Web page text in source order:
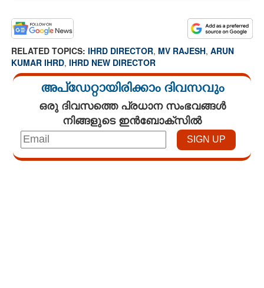
RELATED TOPICS: IHRD DIRECTOR, MV RAJESH, ARUN
KUMAR IHRD, IHRD NEW DIRECTOR
അപ്ഡേറ്റായിരിക്കാം ദിവസവും
ഒരു ദിവസത്തെ പ്രധാന സംഭവങ്ങൾ
നിങ്ങളുടെ ഇൻബോക്സിൽ